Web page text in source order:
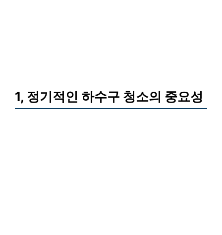
1, 정기적인 하수구 청소의 중요성